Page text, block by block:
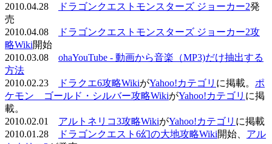
2010.04.28
ドラゴンクエストモンスターズ ジョーカー2発
売
2010.04.08
ドラゴンクエストモンスターズ ジョーカー2攻
略Wiki開始
2010.03.08 ohaYouTube - 動画から音楽（MP3)だけ抽出する
方法
2010.02.23
ドラクエ6攻略WikiがYahoo!カテゴリ に掲載。 ポ
ケモン ゴールド・シルバー攻略WikiがYahoo!カテゴリ に掲
載。
2010.02.01 アルトネリコ3攻略WikiがYahoo!カテゴリ に掲載
2010.01.28
ドラゴンクエスト6幻の大地攻略Wiki開始、 アル